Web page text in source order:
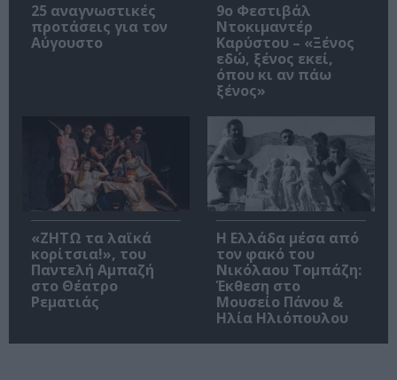
25 αναγνωστικές
προτάσεις για τον
Αύγουστο
9ο Φεστιβάλ
Ντοκιμαντέρ
Καρύστου – «Ξένος
εδώ, ξένος εκεί,
όπου κι αν πάω
ξένος»
«ΖΗΤΩ τα λαϊκά
κορίτσια!», του
Παντελή Αμπαζή
στο Θέατρο
Ρεματιάς
Η Ελλάδα μέσα από
τον φακό του
Νικόλαου Τομπάζη:
Έκθεση στο
Μουσείο Πάνου &
Ηλία Ηλιόπουλου